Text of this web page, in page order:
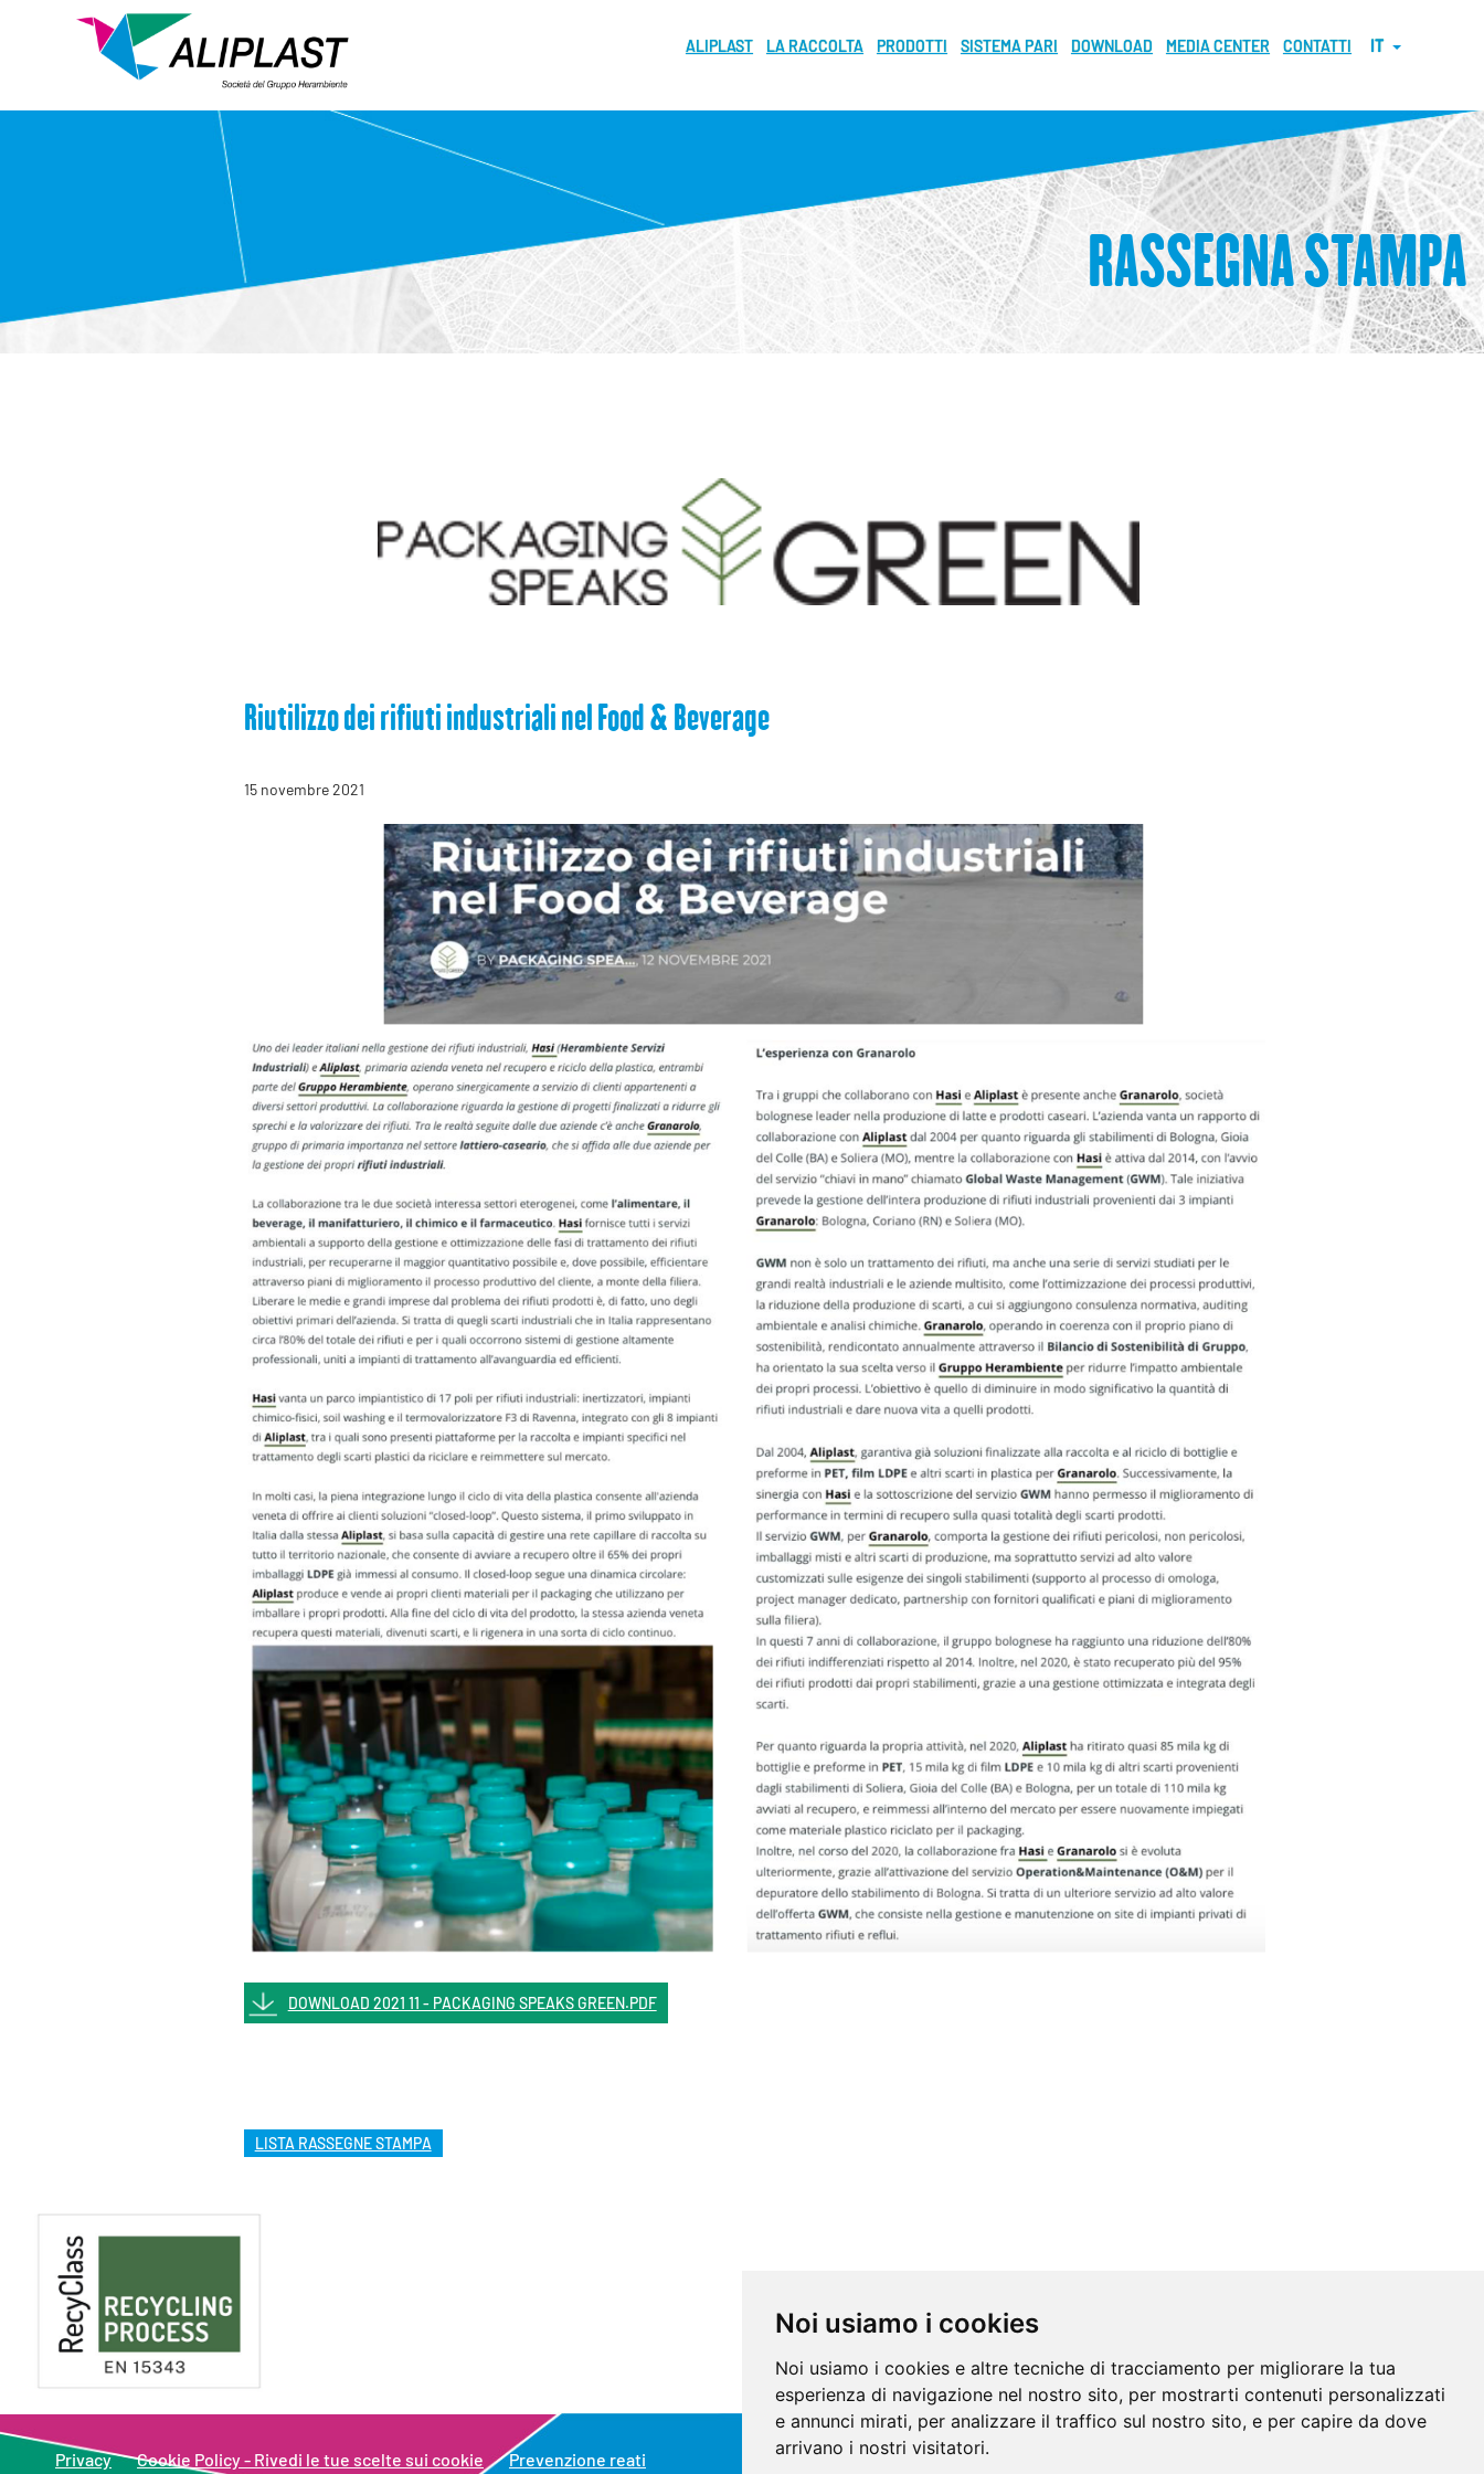
Noi usiamo i cookies
Noi usiamo i cookies e altre tecniche di tracciamento per migliorare la tua
esperienza di navigazione nel nostro sito, per mostrarti contenuti personalizzati
e annunci mirati, per analizzare il traffico sul nostro sito, e per capire da dove
arrivano i nostri visitatori.
ALIPLAST LA RACCOLTA PRODOTTI SISTEMA PARI DOWNLOAD MEDIA CENTER CONTATTI IT
RASSEGNA STAMPA
Riutilizzo dei rifiuti industriali nel Food & Beverage
15 novembre 2021
DOWNLOAD 2021 11 - PACKAGING SPEAKS GREEN.PDF
LISTA RASSEGNE STAMPA
Privacy Cookie Policy - Rivedi le tue scelte sui cookie Prevenzione reati